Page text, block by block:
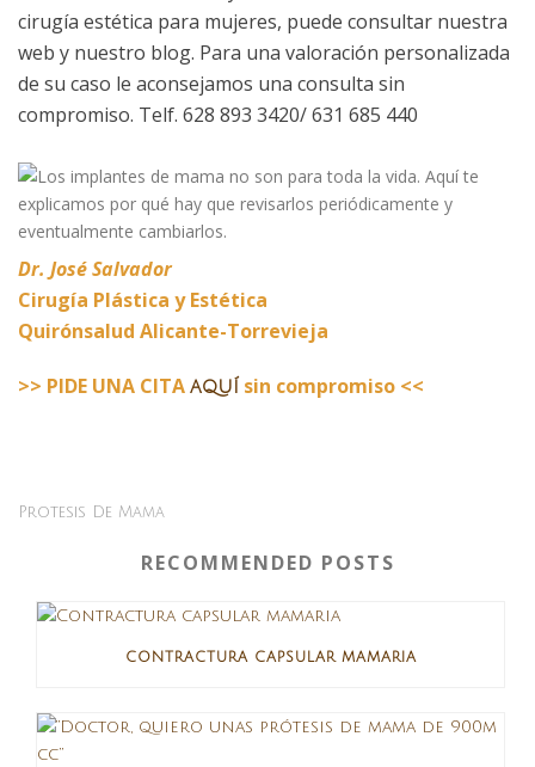
cirugía estética para mujeres, puede consultar nuestra
web y nuestro blog. Para una valoración personalizada
de su caso le aconsejamos una consulta sin
compromiso. Telf. 628 893 3420/ 631 685 440
Dr. José Salvador
Cirugía Plástica y Estética
Quirónsalud Alicante-Torrevieja
>> PIDE UNA CITA aquísin compromiso <<
Protesis De Mama
RECOMMENDED POSTS
CONTRACTURA CAPSULAR MAMARIA